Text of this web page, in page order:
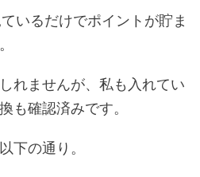
いるだけでポイントが貯ま
れませんが、私も入れてい
も確認済みです。
下の通り。